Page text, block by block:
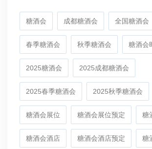
糖酒会 成都糖酒会 全国糖酒会
春季糖酒会 秋季糖酒会 糖酒会
2025糖酒会 2025成都糖酒会
2025春季糖酒会 2025秋季糖酒会
糖酒会展位 糖酒会展位预定 糖
糖酒会酒店 糖酒会酒店预定 糖